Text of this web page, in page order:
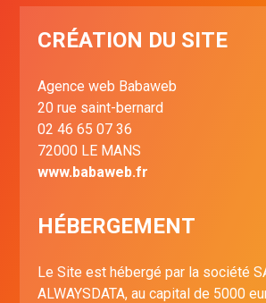
DISCOGRAPHIE
BIOGRAPHIE
CONTACT
CRÉATION DU SITE
Agence web Babaweb
20 rue saint-bernard
02 46 65 07 36
72000 LE MANS
www.babaweb.fr
HÉBERGEMENT
Le Site est hébergé par la société
ALWAYSDATA, au capital de 5000